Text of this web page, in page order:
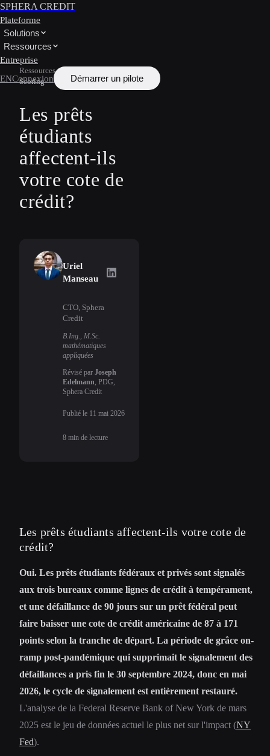
SPHERA CREDIT
Plateforme
Solutions
Ressources
Entreprise
ENConnexion Démarrer un pilote
Ressources /
Scoring
Les prêts
étudiants
affectent-ils
votre cote de
crédit?
Uriel
Manseau
Uriel Manseau
CTO, Sphera
Credit
B.Ing., M.Sc.
mathématiques
appliquées
Révisé par Joseph
Edelmann , PDG,
Sphera Credit
Publié le 11 mai 2026
8 min de lecture
Les prêts étudiants affectent-ils votre cote de
crédit?
Oui. Les prêts étudiants fédéraux et privés sont signalés
aux trois bureaux comme lignes de crédit à tempérament,
et une défaillance de 90 jours sur un prêt fédéral peut
faire baisser une cote de crédit américaine de 87 à 171
points selon la tranche de départ. La période de grâce on-
ramp post-pandémique qui supprimait le signalement des
défaillances a pris fin le 30 septembre 2024, donc en mai
2026, le cycle de signalement est entièrement restauré.
L'analyse de la Federal Reserve Bank of New York de mars
2025 est le jeu de données actuel le plus net sur l'impact (NY
Fed).